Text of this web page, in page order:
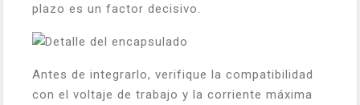
plazo es un factor decisivo.
Antes de integrarlo, verifique la compatibilidad
con el voltaje de trabajo y la corriente máxima